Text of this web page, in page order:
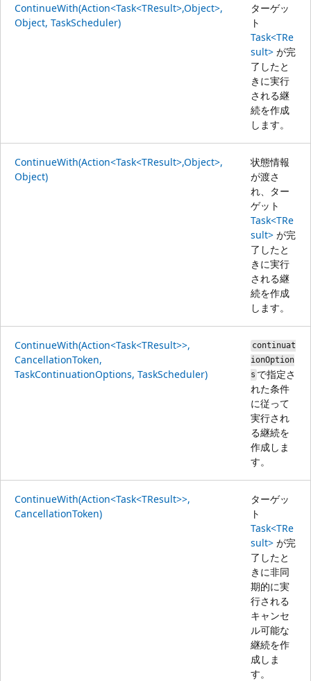
ContinueWith(Action<Task<TResult>,Object>,
Object, TaskScheduler)
ターゲッ
ト
Task<TRe
sult> が完
了したと
きに実行
される継
続を作成
します。
ContinueWith(Action<Task<TResult>,Object>,
Object)
状態情報
が渡さ
れ、ター
ゲット
Task<TRe
sult> が完
了したと
きに実行
される継
続を作成
します。
ContinueWith(Action<Task<TResult>>,
CancellationToken,
TaskContinuationOptions, TaskScheduler)
continuat
ionOption
s で指定さ
れた条件
に従って
実行され
る継続を
作成しま
す。
ContinueWith(Action<Task<TResult>>,
CancellationToken)
ターゲッ
ト
Task<TRe
sult> が完
了したと
きに非同
期的に実
行される
キャンセ
ル可能な
継続を作
成しま
す。